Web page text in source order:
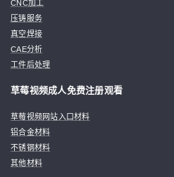
CNC加工
压铸服务
真空焊接
CAE分析
工件后处理
草莓视频成人免费注册观看
草莓视频网站入口材料
铝合金材料
不锈钢材料
其他材料